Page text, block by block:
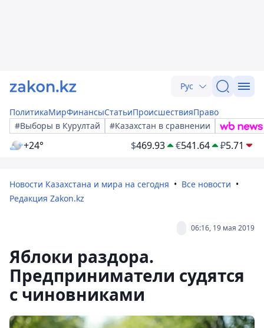
Рус
ПолитикаМирФинансыСтатьиПроисшествияПраво
#Выборы в Курултай
#Казахстан в сравнении
+24° $469.93 €541.64 ₽5.71
Новости Казахстана и мира на сегодня
Все новости
Редакция Zakon.kz
06:16, 19 мая 2019
Яблоки раздора.
Предприниматели судятся
с чиновниками